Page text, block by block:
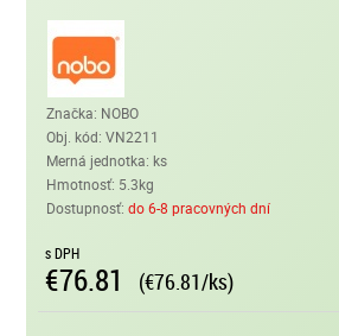
Značka: NOBO
Obj. kód: VN2211
Merná jednotka: ks
Hmotnosť: 5.3kg
Dostupnosť: do 6-8 pracovných dní
s DPH
€76.81 (€76.81/ks)